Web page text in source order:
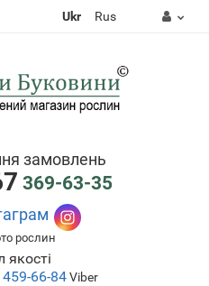
Ukr Rus
замовлень
369-63-35
рослин
якості
66-84Viber